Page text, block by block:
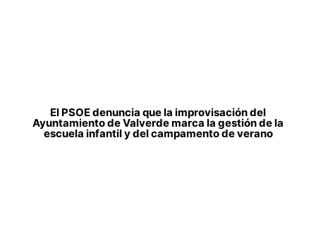
El PSOE denuncia que la improvisación del
Ayuntamiento de Valverde marca la gestión de la
escuela infantil y del campamento de verano